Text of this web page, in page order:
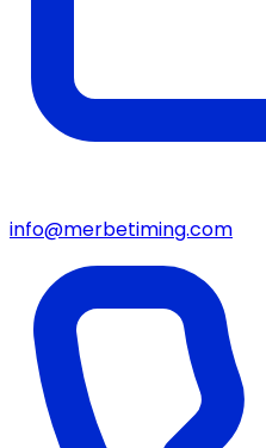
info@merbetiming.com